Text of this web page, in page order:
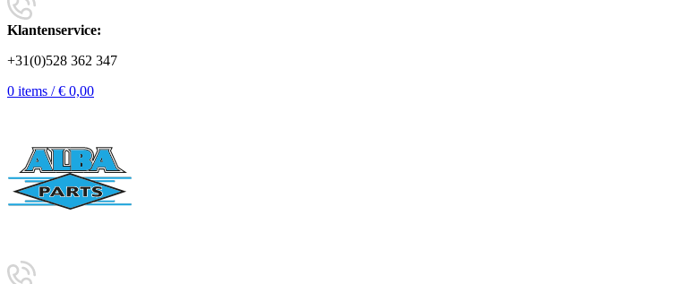
Klantenservice:
+31(0)528 362 347
0 items / € 0,00